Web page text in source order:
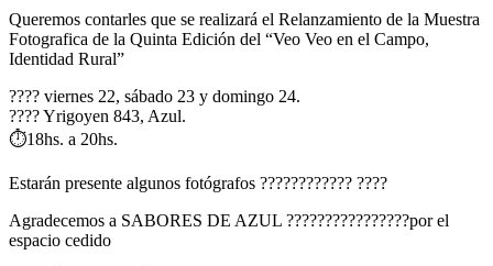
Queremos contarles que se realizará el Relanzamiento de la Muestra
Fotografica de la Quinta Edición del “Veo Veo en el Campo,
Identidad Rural”
????️ viernes 22, sábado 23 y domingo 24.
???? Yrigoyen 843, Azul.
⏱️18hs. a 20hs.
Estarán presente algunos fotógrafos ???????????? ????
Agradecemos a SABORES DE AZUL ????????????‍????por el
espacio cedido